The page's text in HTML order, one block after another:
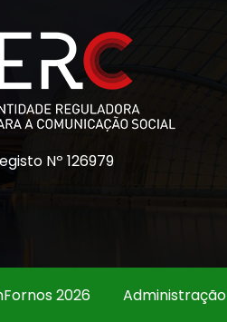
Nº 126979
2026 Administração